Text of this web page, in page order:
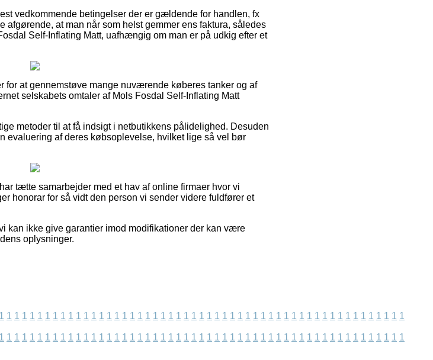
vedkommende betingelser der er gældende for handlen, fx
afgørende, at man når som helst gemmer ens faktura, således
Self-Inflating Matt, uafhængig om man er på udkig efter et
at gennemstøve mange nuværende køberes tanker og af
selskabets omtaler af Mols Fosdal Self-Inflating Matt
metoder til at få indsigt i netbutikkens pålidelighed. Desuden
evaluering af deres købsoplevelse, hvilket lige så vel bør
tætte samarbejder med et hav af online firmaer hvor vi
honorar for så vidt den person vi sender videre fuldfører et
kan ikke give garantier imod modifikationer der kan være
oplysninger.
1 1 1 1 1 1 1 1 1 1 1 1 1 1 1 1 1 1 1 1 1 1 1 1 1 1 1 1 1 1 1 1 1 1 1 1 1 1 1 1 1 1 1 1 1 1 1 1 1 1 1 1 1
1 1 1 1 1 1 1 1 1 1 1 1 1 1 1 1 1 1 1 1 1 1 1 1 1 1 1 1 1 1 1 1 1 1 1 1 1 1 1 1 1 1 1 1 1 1 1 1 1 1 1 1 1